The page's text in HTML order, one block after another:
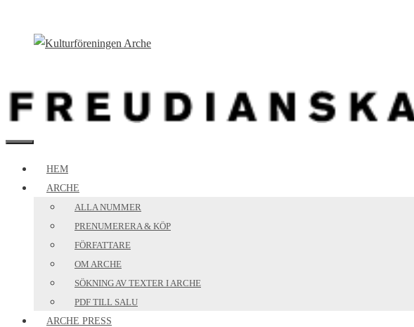
MENY
HEM
ARCHE
ALLA NUMMER
PRENUMERERA & KÖP
FÖRFATTARE
OM ARCHE
SÖKNING AV TEXTER I ARCHE
PDF TILL SALU
ARCHE PRESS